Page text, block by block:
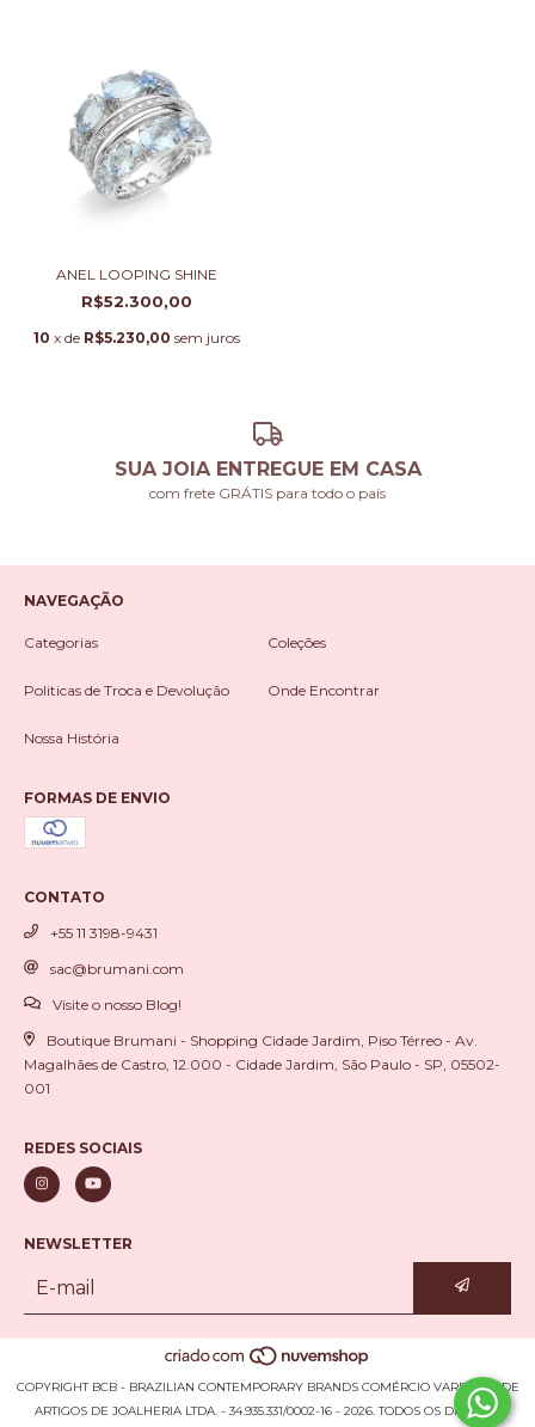
ANEL LOOPING SHINE
R$52.300,00
10 x de R$5.230,00 sem juros
SUA JOIA ENTREGUE EM CASA
com frete GRÁTIS para todo o país
NAVEGAÇÃO
Categorias Coleções
Politicas de Troca e Devolução Onde Encontrar
Nossa História
FORMAS DE ENVIO
CONTATO
+55 11 3198-9431
sac@brumani.com
Visite o nosso Blog!
Boutique Brumani - Shopping Cidade Jardim, Piso Térreo - Av.
Magalhães de Castro, 12.000 - Cidade Jardim, São Paulo - SP, 05502-
001
REDES SOCIAIS
NEWSLETTER
COPYRIGHT BCB - BRAZILIAN CONTEMPORARY BRANDS COMÉRCIO VAREJISTA DE
ARTIGOS DE JOALHERIA LTDA. - 34.935.331/0002-16 - 2026. TODOS OS DIREITOS